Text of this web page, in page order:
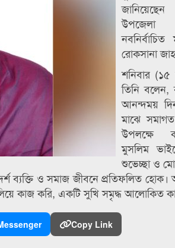
উপজেলা
রোকসানা
শনিবার
তিনি বলেন,
আনন্দময়
মাঝে
উপলক্ষে
মুসলিম
শুভেচ্ছা ও
ব্যক্তি ও সমাজ জীবনে প্রতিফলিত
কাজ করি, একটি সুখি সমৃদ্ধ আলোকিত
Copy Link